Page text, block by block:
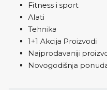
Fitness i sport
Alati
Tehnika
1+1 Akcija Proizvodi
Najprodavaniji
Novogodišnja